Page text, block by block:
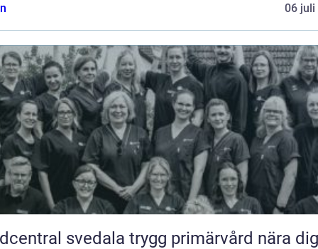
06 juli
Vårdcentral svedala trygg primärvård nära dig